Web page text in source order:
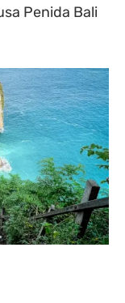
Penida Bali